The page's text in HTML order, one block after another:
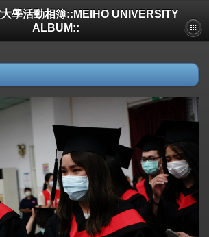
學活動相簿::MEIHO UNIVERSITY
ALBUM::